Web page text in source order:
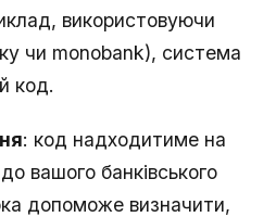
використовуючи
чи monobank), система
код.
: код надходитиме на
вашого банківського
допоможе визначити,